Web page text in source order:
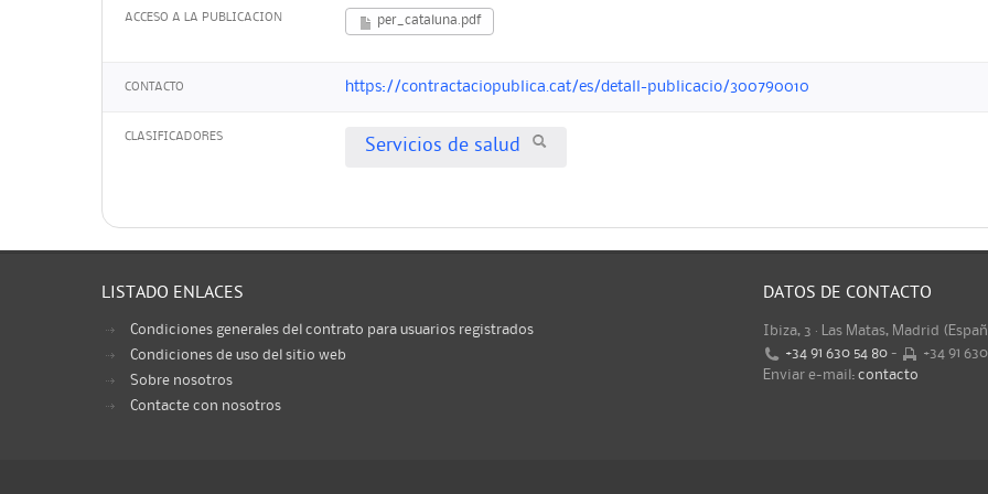
ACCESO A LA PUBLICACION per_cataluna.pdf
CONTACTO https://contractaciopublica.cat/es/detall-publicacio/300790010
CLASIFICADORES Servicios de salud
LISTADO ENLACES
Condiciones generales del contrato para usuarios registrados
Condiciones de uso del sitio web
Sobre nosotros
Contacte con nosotros
DATOS DE CONTACTO
Ibiza, 3 · Las Matas, Madrid
+34 91 630 54 80 -
+34 91
Enviar e-mail: contacto